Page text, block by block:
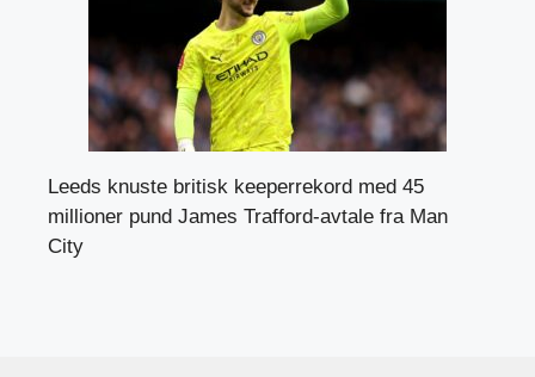
Leeds knuste britisk keeperrekord med 45
millioner pund James Trafford-avtale fra Man
City